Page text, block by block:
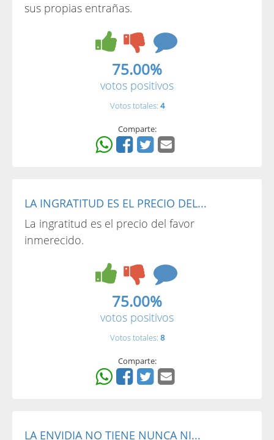
sus propias entrañas.
75.00%
votos positivos
Votos totales: 4
Comparte:
LA INGRATITUD ES EL PRECIO DEL...
La ingratitud es el precio del favor
inmerecido.
75.00%
votos positivos
Votos totales: 8
Comparte:
LA ENVIDIA NO TIENE NUNCA NI...